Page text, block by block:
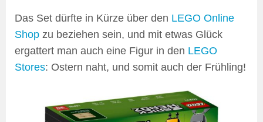
Das Set dürfte in Kürze über den LEGO Online
Shop zu beziehen sein, und mit etwas Glück
ergattert man auch eine Figur in den LEGO
Stores: Ostern naht, und somit auch der Frühling!